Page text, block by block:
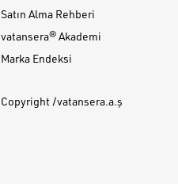
Satın Alma Rehberi
vatansera® Akademi
Marka Endeksi
Copyright /vatansera.a.ş